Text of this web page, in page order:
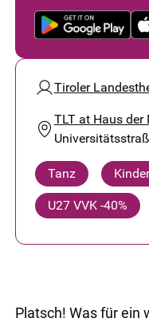
Tiroler
TLT at Haus der
Tanz Kinder
U27 VVK -40%
Platsch! Was für ein